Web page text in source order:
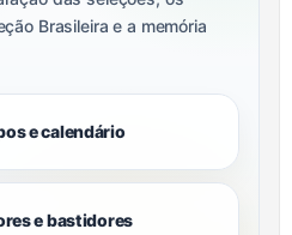
Brasileira e a memória
e calendário
e bastidores